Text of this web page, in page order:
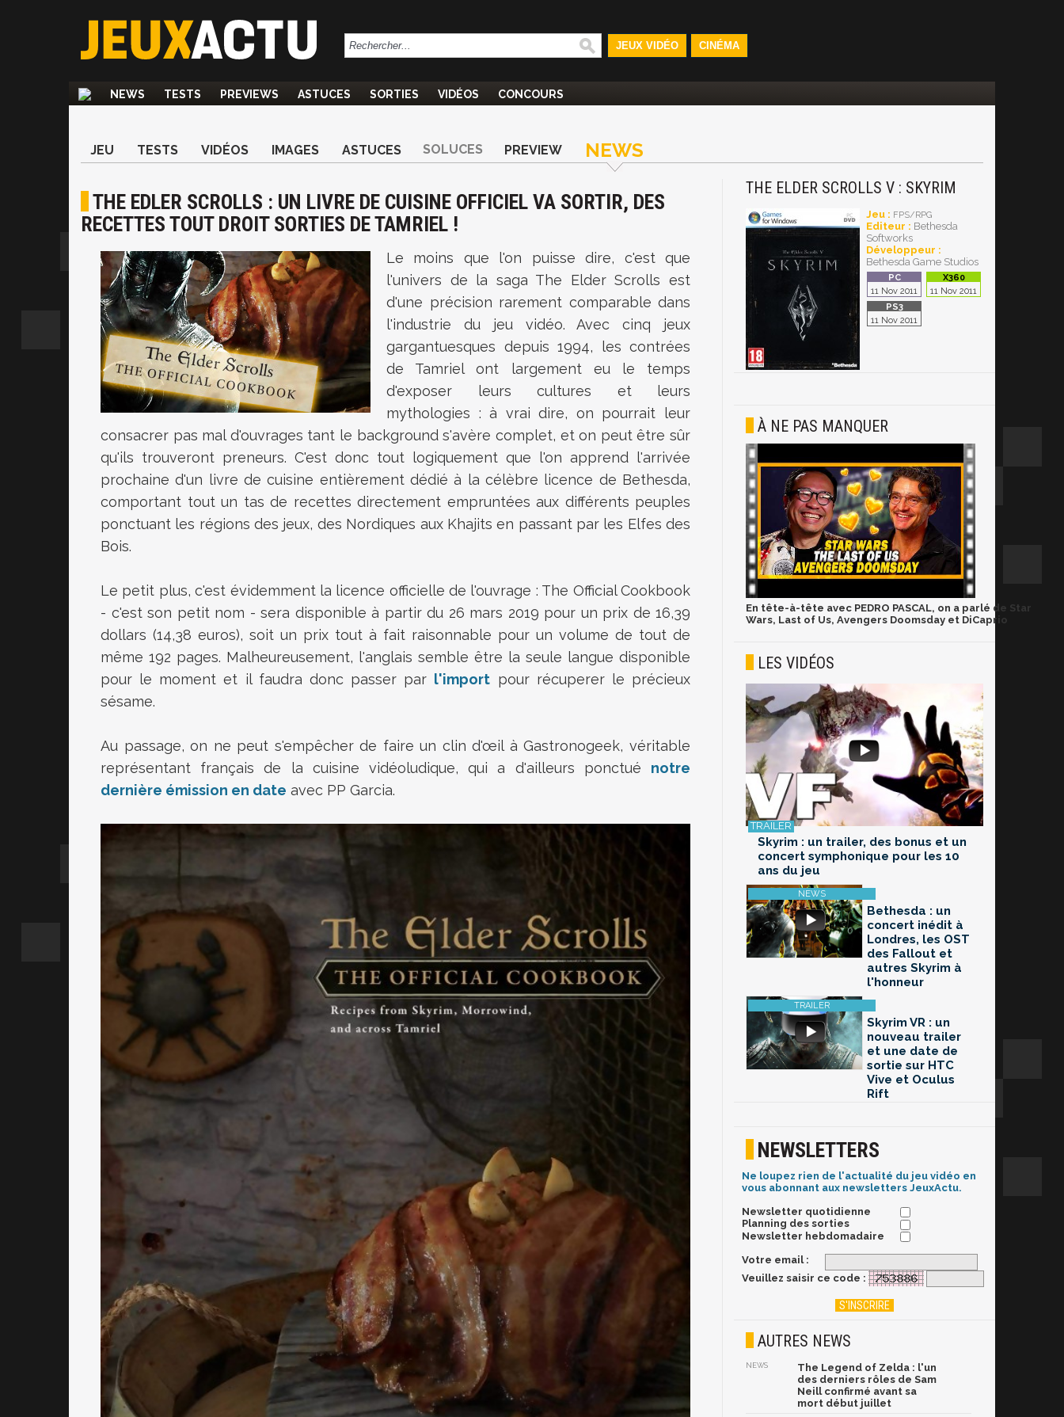
JEUX VIDÉO CINÉMA
NEWS TESTS PREVIEWS ASTUCES SORTIES VIDÉOS CONCOURS
JEU TESTS VIDÉOS IMAGES ASTUCES SOLUCES PREVIEW NEWS
THE EDLER SCROLLS : UN LIVRE DE CUISINE OFFICIEL VA SORTIR, DES
RECETTES TOUT DROIT SORTIES DE TAMRIEL !
Le moins que l'on puisse dire, c'est que
l'univers de la saga The Elder Scrolls est
d'une précision rarement comparable dans
l'industrie du jeu vidéo. Avec cinq jeux
gargantuesques depuis 1994, les contrées
de Tamriel ont largement eu le temps
d'exposer leurs cultures et leurs
mythologies : à vrai dire, on pourrait leur
consacrer pas mal d'ouvrages tant le background s'avère complet, et on peut être sûr
qu'ils trouveront preneurs. C'est donc tout logiquement que l'on apprend l'arrivée
prochaine d'un livre de cuisine entièrement dédié à la célèbre licence de Bethesda,
comportant tout un tas de recettes directement empruntées aux différents peuples
ponctuant les régions des jeux, des Nordiques aux Khajits en passant par les Elfes des
Bois.
Le petit plus, c'est évidemment la licence officielle de l'ouvrage : The Official Cookbook
- c'est son petit nom - sera disponible à partir du 26 mars 2019 pour un prix de 16,39
dollars (14,38 euros), soit un prix tout à fait raisonnable pour un volume de tout de
même 192 pages. Malheureusement, l'anglais semble être la seule langue disponible
pour le moment et il faudra donc passer par l'import pour récuperer le précieux
sésame.
Au passage, on ne peut s'empêcher de faire un clin d'œil à Gastronogeek, véritable
représentant français de la cuisine vidéoludique, qui a d'ailleurs ponctué notre
dernière émission en date avec PP Garcia.
THE ELDER SCROLLS V : SKYRIM
Jeu : FPS/RPG
Editeur : Bethesda
Softworks
Développeur :
Bethesda Game Studios
11 Nov 2011 11 Nov 2011
11 Nov 2011
À NE PAS MANQUER
En tête-à-tête avec PEDRO PASCAL, on a parlé de Star
Wars, Last of Us, Avengers Doomsday et DiCaprio
LES VIDÉOS
Skyrim : un trailer, des bonus et un
concert symphonique pour les 10
ans du jeu
Bethesda : un
concert inédit à
Londres, les OST
des Fallout et
autres Skyrim à
l'honneur
Skyrim VR : un
nouveau trailer
et une date de
sortie sur HTC
Vive et Oculus
Rift
NEWSLETTERS
Ne loupez rien de l'actualité du jeu vidéo en
vous abonnant aux newsletters JeuxActu.
Newsletter quotidienne
Planning des sorties
Newsletter hebdomadaire
Votre email :
Veuillez saisir ce code :
AUTRES NEWS
NEWS
The Legend of Zelda : l'un
des derniers rôles de Sam
Neill confirmé avant sa
mort début juillet